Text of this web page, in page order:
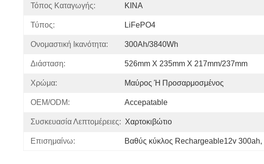
Τόπος Καταγωγής: ΚΙΝΑ
Τύπος: LiFePO4
Ονομαστική Ικανότητα: 300Ah/3840Wh
Διάσταση: 526mm X 235mm Χ 217mm/237mm
Χρώμα: Μαύρος Ή Προσαρμοσμένος
OEM/ODM: Accepatable
Συσκευασία Λεπτομέρειες: Χαρτοκιβώτιο
Επισημαίνω: Βαθύς κύκλος Rechargeable12v 300ah,